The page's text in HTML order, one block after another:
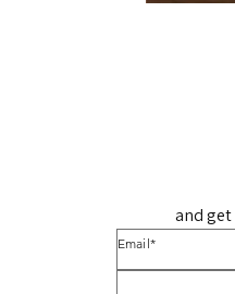
and get
*Email